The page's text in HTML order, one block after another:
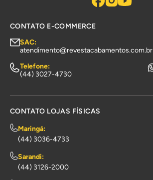
CONTATO E-COMMERCE
SAC:
atendimento@revestacabamentos.com.br
Telefone:
(44) 3027-4730
CONTATO LOJAS FÍSICAS
Maringá:
(44) 3036-4733
Sarandi:
(44) 3126-2000